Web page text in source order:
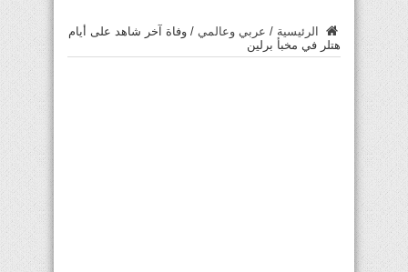
الرئيسية / عربي وعالمي / وفاة آخر شاهد على أيام
هتلر في مخبأ برلين